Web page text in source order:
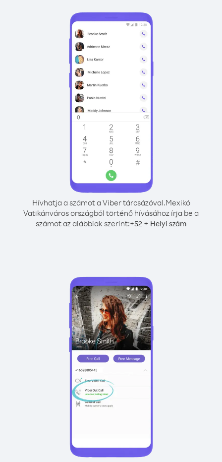
Hívhatja a számot a Viber tárcsázóval.Mexikó
Vatikánváros országból történő hívásához írja be a
számot az alábbiak szerint:+52 + Helyi szám